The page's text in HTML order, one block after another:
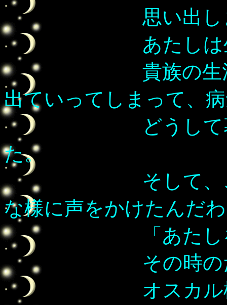
思い出します
あたしは生活に
貴族の生活に憧
出ていってしまって、
どうして暮らし
た。
そして、この体
な様に声をかけたんだ
「あたしを、一
その時のだんな
オスカル様はあ